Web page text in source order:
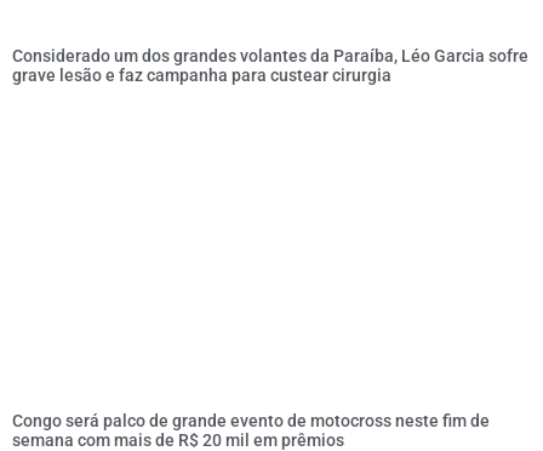
Considerado um dos grandes volantes da Paraíba, Léo Garcia sofre
grave lesão e faz campanha para custear cirurgia
Congo será palco de grande evento de motocross neste fim de
semana com mais de R$ 20 mil em prêmios